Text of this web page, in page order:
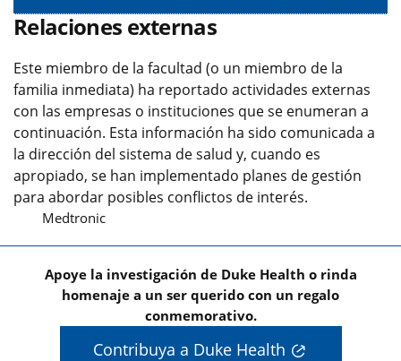
Relaciones externas
Este miembro de la facultad (o un miembro de la
familia inmediata) ha reportado actividades externas
con las empresas o instituciones que se enumeran a
continuación. Esta información ha sido comunicada a
la dirección del sistema de salud y, cuando es
apropiado, se han implementado planes de gestión
para abordar posibles conflictos de interés.
Medtronic
Apoye la investigación de Duke Health o rinda
homenaje a un ser querido con un regalo
conmemorativo.
Contribuya a Duke Health